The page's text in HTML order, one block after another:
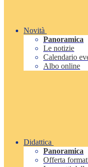
Novità
Panoramica
Le notizie
Calendario
Albo online
Didattica
Panoramica
Offerta